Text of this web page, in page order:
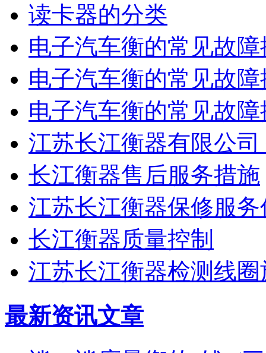
读卡器的分类
电子汽车衡的常见故障
电子汽车衡的常见故障
电子汽车衡的常见故障
江苏长江衡器有限公
长江衡器售后服务措施
江苏长江衡器保修服务
长江衡器质量控制
江苏长江衡器检测线圈
最新资讯文章